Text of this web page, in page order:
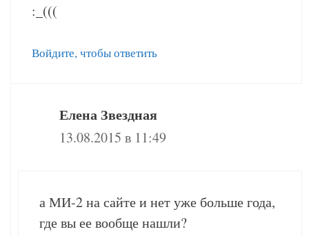
:_(((
Войдите, чтобы ответить
Елена Звездная
13.08.2015 в 11:49
а МИ-2 на сайте и нет уже больше года,
где вы ее вообще нашли?